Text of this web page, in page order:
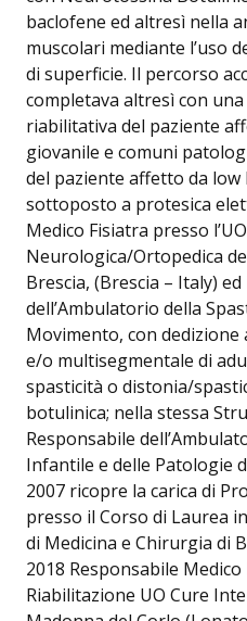
baclofene ed altresì nella
muscolari mediante l’uso
di superficie. Il percorso
completava altresì con
riabilitativa del paziente
giovanile e comuni
del paziente affetto da low
sottoposto a protesica
Medico Fisiatra presso
Neurologica/Ortopedica
Brescia, (Brescia – Italy)
dell’Ambulatorio della
Movimento, con
e/o multisegmentale di
spasticità o distonia/
botulinica; nella stessa
Responsabile
Infantile e delle Patologie
2007 ricopre la carica di
presso il Corso di Laurea
di Medicina e Chirurgia di
2018 Responsabile
Riabilitazione UO Cure